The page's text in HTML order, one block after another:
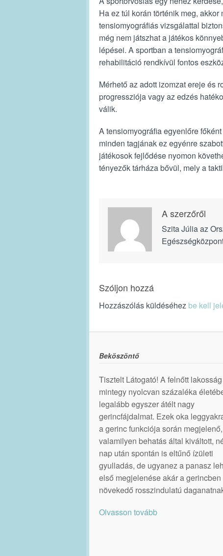
Ha ez túl korán történik meg,
tensiomyográfiás vizsgálattal
még nem játszhat a játékos
lépései. A sportban a
rehabilitáció rendkívül fontos
Mérhető az adott izomzat ereje és
progressziója vagy az edzés
válik.
A tensiomyográfia egyenlőre
minden tagjának ez egyénre
játékosok fejlődése nyomon
tényezők tárháza bővül, mely a
A szerzőről
Szita Júlia az
Szóljon hozzá
Hozzászólás küldéséhez be kell
Beköszöntő
Tisztelt Látogató! A felnőtt lakosság
mintegy nyolcvan százaléka
legalább egyszer átélt nagy
gerincfájdalmat. Ezek oka
a gerinc funkciója során megjelenő,
valamilyen behatás által kiváltott,
nap után spontán is eltűnő ízületi
gyulladás, de ugyanez a panasz
első megjelenése akár a gerincben
növekedő rosszindulatú
Olvasson tovább